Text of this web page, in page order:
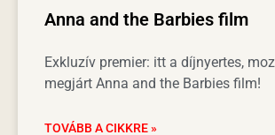
Anna and the Barbies film
Exkluzív premier: itt a díjnyertes,
megjárt Anna and the Barbies film!
TOVÁBB A CIKKRE »